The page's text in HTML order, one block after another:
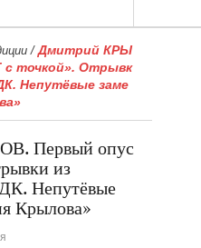
/Дмитрий КРЫ
с точкой». Отрывк
Непутёвые заме
Первый опус
из
Непутёвые
Крылова»